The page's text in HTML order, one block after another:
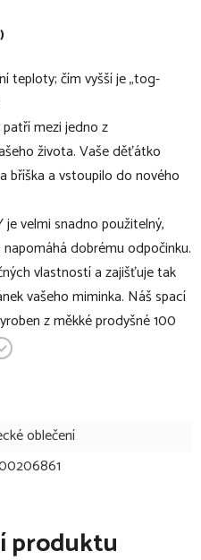
teploty; čím vyšší je „tog-
mezi jedno z
života. Vaše děťátko
bříška a vstoupilo do nového
je velmi snadno použitelný,
dobrému odpočinku.
vlastností a zajišťuje tak
vašeho miminka. Náš spací
z měkké prodyšné 100
to správné klima, aby jim
do 6 měsíců, možnost
oblečení
produktu